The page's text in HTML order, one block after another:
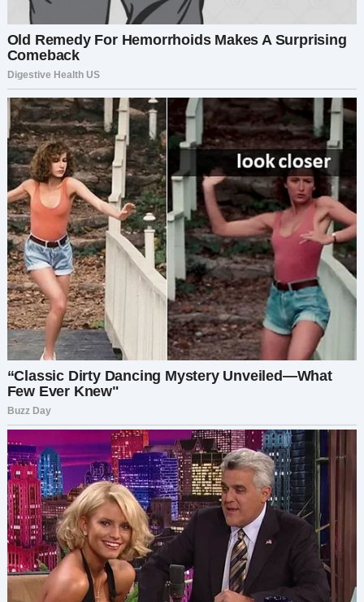
— Маша! — прорычал он, заставив её
вздрогнуть. В кафе воцарилась тишина, все
обернулись, наблюдая за разворачивающимся
сценарием. — Что это за чертовщина?
Её лицо побледнело, она инстинктивно
прикрыла живот. Юрий встал, подняв руки в
жесте успокоения.
— Илья, давай поговорим об этом, — начал
Юрий, но Илья был слишком далеко.
— Это тот парень, с которым ты не хотела меня
знакомить? — зарычал Илья, указывая на Юрия.
— Этот? Мой лучший друг?
— Это не то, что ты думаешь! — пробормотала
Маша, её голос дрожал.
— Не то, что ты думаешь? — взорвался Илья. —
Ты сидишь здесь, беременная, с человеком,
которому я доверял больше всех. Что ещё мне
думать?
Юрий шагнул вперёд, пытаясь сгладить
ситуацию, но его нога зацепилась за ножку
стула. Он stumbled назад, и всё в кафе как будто
затаило дыхание, когда он упал на пол. Его